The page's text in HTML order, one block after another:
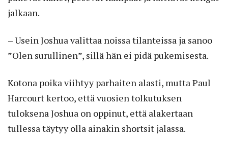
jalkaan.
– Usein Joshua valittaa noissa tilanteissa ja sanoo
”Olen surullinen”, sillä hän ei pidä pukemisesta.
Kotona poika viihtyy parhaiten alasti, mutta Paul
Harcourt kertoo, että vuosien tolkutuksen
tuloksena Joshua on oppinut, että alakertaan
tullessa täytyy olla ainakin shortsit jalassa.